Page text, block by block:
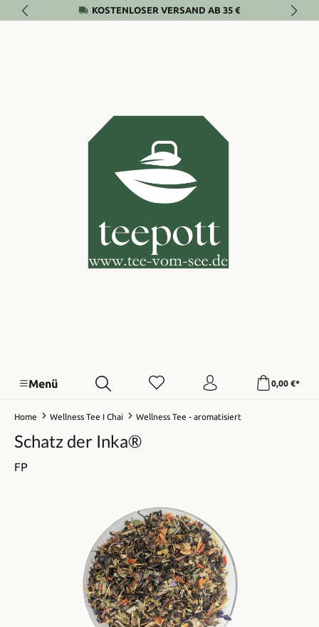
Zum Hauptinhalt springenKOSTENLOSER VERSAND AB 35 €
Menü 0,00 €*
Home Wellness Tee I Chai Wellness Tee - aromatisiert
Schatz der Inka®
FP
Bildergalerie überspringen